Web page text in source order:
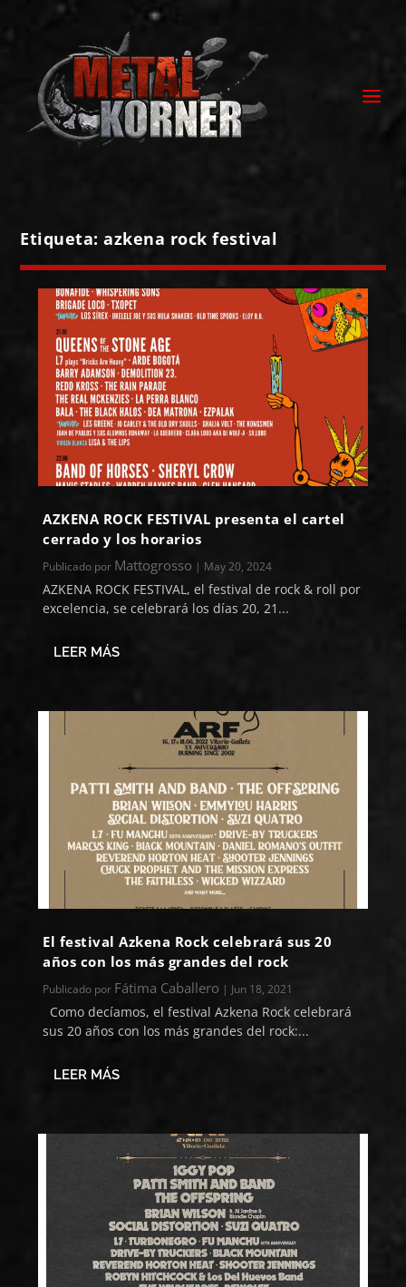
Etiqueta:azkena rock festival
AZKENA ROCK FESTIVAL presenta el cartel
cerrado y los horarios
Publicado por Mattogrosso | May 20, 2024
AZKENA ROCK FESTIVAL, el festival de rock & roll por
excelencia, se celebrará los días 20, 21...
LEER MÁS
El festival Azkena Rock celebrará sus 20
años con los más grandes del rock
Publicado por Fátima Caballero | Jun 18, 2021
Como decíamos, el festival Azkena Rock celebrará
sus 20 años con los más grandes del rock:...
LEER MÁS